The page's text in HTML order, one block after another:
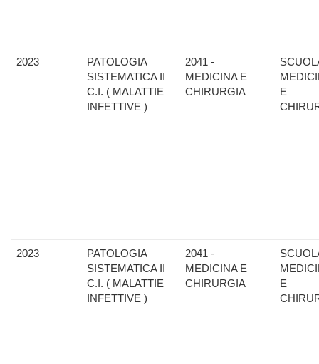
2023
PATOLOGIA
SISTEMATICA II
C.I. ( MALATTIE
INFETTIVE )
2041 -
MEDICINA E
CHIRURGIA
E
2023
PATOLOGIA
SISTEMATICA II
C.I. ( MALATTIE
INFETTIVE )
2041 -
MEDICINA E
CHIRURGIA
E